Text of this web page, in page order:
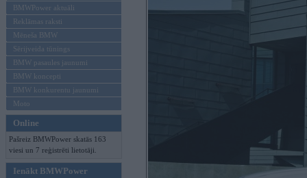
BMWPower aktuāli
Reklāmas raksti
Mēneša BMW
Sērijveida tūnings
BMW pasaules jaunumi
BMW koncepti
BMW konkurentu jaunumi
Moto
Online
Pašreiz BMWPower skatās 163
viesi un 7 reģistrēti lietotāji.
Ienākt BMWPower